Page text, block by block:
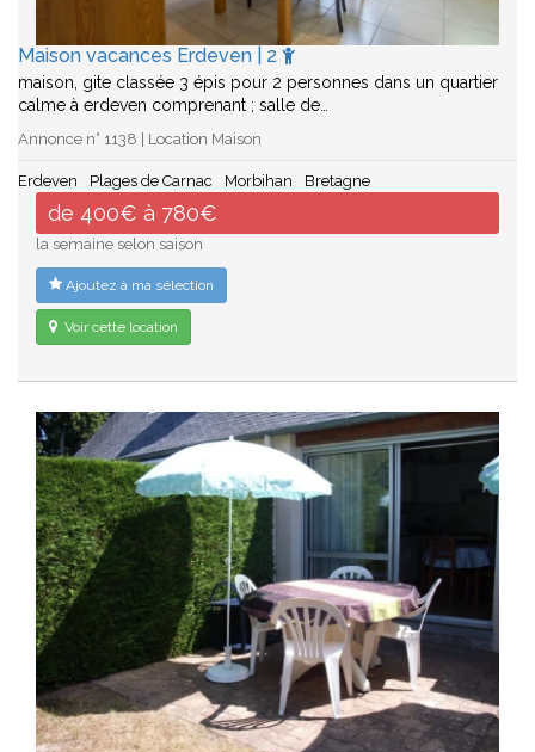
Maison vacances Erdeven | 2
maison, gite classée 3 épis pour 2 personnes dans un quartier
calme à erdeven comprenant ; salle de…
Annonce n° 1138 | Location Maison
Erdeven Plages de Carnac Morbihan Bretagne
de 400€ à 780€
la semaine selon saison
Ajoutez à ma sélection
Voir cette location